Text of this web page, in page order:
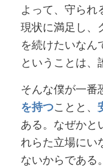
よって、守られ
現状に満足し、
を続けたいなん
ということは、
そんな僕が一番
を持つことと、
ある。なぜかと
れらた立場にい
ないからである。